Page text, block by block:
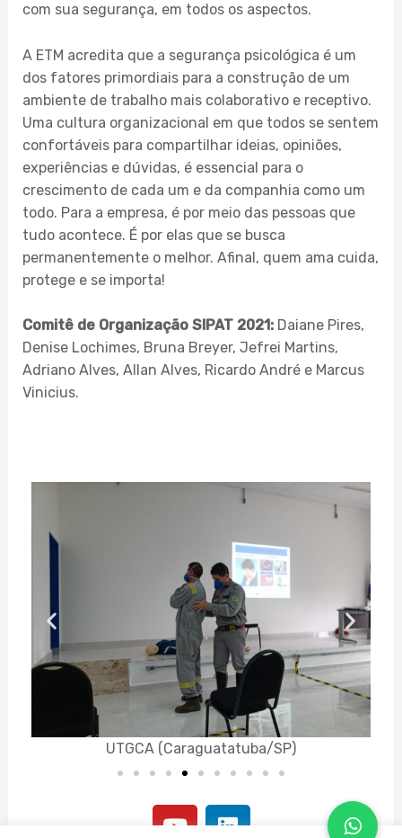
com sua segurança, em todos os aspectos.
A ETM acredita que a segurança psicológica é um
dos fatores primordiais para a construção de um
ambiente de trabalho mais colaborativo e receptivo.
Uma cultura organizacional em que todos se sentem
confortáveis para compartilhar ideias, opiniões,
experiências e dúvidas, é essencial para o
crescimento de cada um e da companhia como um
todo. Para a empresa, é por meio das pessoas que
tudo acontece. É por elas que se busca
permanentemente o melhor. Afinal, quem ama cuida,
protege e se importa!
Comitê de Organização SIPAT 2021:Daiane Pires,
Denise Lochimes, Bruna Breyer, Jefrei Martins,
Adriano Alves, Allan Alves, Ricardo André e Marcus
Vinicius.
UTGCA (Caraguatatuba/SP)
Y
L